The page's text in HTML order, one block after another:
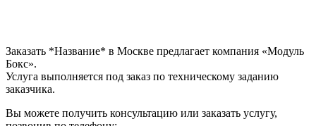
Заказать *Название* в Москве предлагает компания «Модуль
Бокс».
Услуга выполняется под заказ по техническому заданию
заказчика.
Вы можете получить консультацию или заказать услугу,